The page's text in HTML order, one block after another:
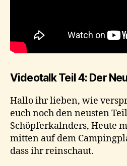
Videotalk Teil 4: Der
Hallo ihr lieben, wie
euch noch den neusten
Schöpferkalnders, Heute
mitten auf dem
dass ihr reinschaut.